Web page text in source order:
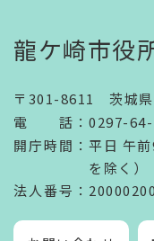
龍ケ崎市役
〒301-8611 茨城県
電話 ： 0297-64-
開庁時間 ： 平日 午
を除く）
法人番号 ：